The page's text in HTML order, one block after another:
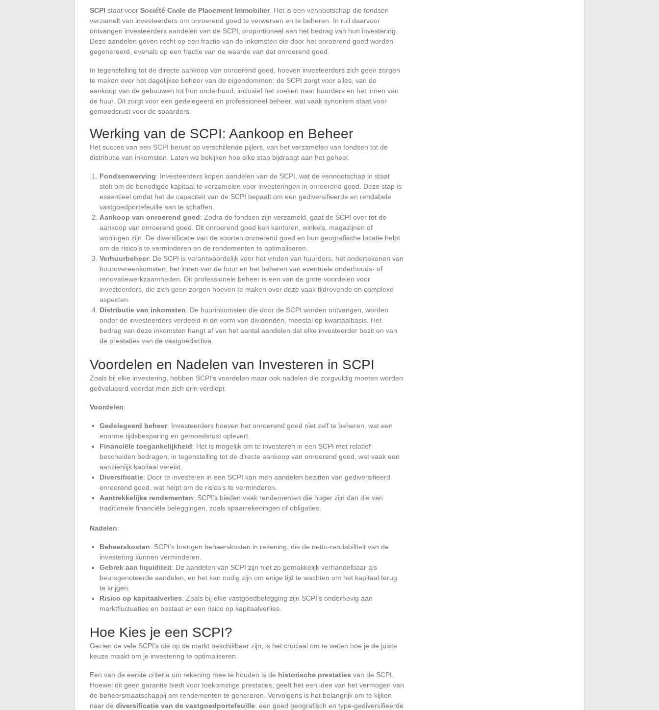
SCPI staat voor Société Civile de Placement Immobilier. Het is een vennootschap die fondsen
verzamelt van investeerders om onroerend goed te verwerven en te beheren. In ruil daarvoor
ontvangen investeerders aandelen van de SCPI, proportioneel aan het bedrag van hun investering.
Deze aandelen geven recht op een fractie van de inkomsten die door het onroerend goed worden
gegenereerd, evenals op een fractie van de waarde van dat onroerend goed.
In tegenstelling tot de directe aankoop van onroerend goed, hoeven investeerders zich geen zorgen
te maken over het dagelijkse beheer van de eigendommen: de SCPI zorgt voor alles, van de
aankoop van de gebouwen tot hun onderhoud, inclusief het zoeken naar huurders en het innen van
de huur. Dit zorgt voor een gedelegeerd en professioneel beheer, wat vaak synoniem staat voor
gemoedsrust voor de spaarders.
Werking van de SCPI: Aankoop en Beheer
Het succes van een SCPI berust op verschillende pijlers, van het verzamelen van fondsen tot de
distributie van inkomsten. Laten we bekijken hoe elke stap bijdraagt aan het geheel.
Fondsenwerving: Investeerders kopen aandelen van de SCPI, wat de vennootschap in staat
stelt om de benodigde kapitaal te verzamelen voor investeringen in onroerend goed. Deze stap is
essentieel omdat het de capaciteit van de SCPI bepaalt om een gediversifieerde en rendabele
vastgoedportefeuille aan te schaffen.
Aankoop van onroerend goed: Zodra de fondsen zijn verzameld, gaat de SCPI over tot de
aankoop van onroerend goed. Dit onroerend goed kan kantoren, winkels, magazijnen of
woningen zijn. De diversificatie van de soorten onroerend goed en hun geografische locatie helpt
om de risico’s te verminderen en de rendementen te optimaliseren.
Verhuurbeheer: De SCPI is verantwoordelijk voor het vinden van huurders, het ondertekenen van
huurovereenkomsten, het innen van de huur en het beheren van eventuele onderhouds- of
renovatiewerkzaamheden. Dit professionele beheer is een van de grote voordelen voor
investeerders, die zich geen zorgen hoeven te maken over deze vaak tijdrovende en complexe
aspecten.
Distributie van inkomsten: De huurinkomsten die door de SCPI worden ontvangen, worden
onder de investeerders verdeeld in de vorm van dividenden, meestal op kwartaalbasis. Het
bedrag van deze inkomsten hangt af van het aantal aandelen dat elke investeerder bezit en van
de prestaties van de vastgoedactiva.
Voordelen en Nadelen van Investeren in SCPI
Zoals bij elke investering, hebben SCPI’s voordelen maar ook nadelen die zorgvuldig moeten worden
geëvalueerd voordat men zich erin verdiept.
Voordelen:
Gedelegeerd beheer: Investeerders hoeven het onroerend goed niet zelf te beheren, wat een
enorme tijdsbesparing en gemoedsrust oplevert.
Financiële toegankelijkheid: Het is mogelijk om te investeren in een SCPI met relatief
bescheiden bedragen, in tegenstelling tot de directe aankoop van onroerend goed, wat vaak een
aanzienlijk kapitaal vereist.
Diversificatie: Door te investeren in een SCPI kan men aandelen bezitten van gediversifieerd
onroerend goed, wat helpt om de risico’s te verminderen.
Aantrekkelijke rendementen: SCPI’s bieden vaak rendementen die hoger zijn dan die van
traditionele financiële beleggingen, zoals spaarrekeningen of obligaties.
Nadelen:
Beheerskosten: SCPI’s brengen beheerskosten in rekening, die de netto-rendabiliteit van de
investering kunnen verminderen.
Gebrek aan liquiditeit: De aandelen van SCPI zijn niet zo gemakkelijk verhandelbaar als
beursgenoteerde aandelen, en het kan nodig zijn om enige tijd te wachten om het kapitaal terug
te krijgen.
Risico op kapitaalverlies: Zoals bij elke vastgoedbelegging zijn SCPI’s onderhevig aan
marktfluctuaties en bestaat er een risico op kapitaalverlies.
Hoe Kies je een SCPI?
Gezien de vele SCPI’s die op de markt beschikbaar zijn, is het cruciaal om te weten hoe je de juiste
keuze maakt om je investering te optimaliseren.
Een van de eerste criteria om rekening mee te houden is de historische prestaties van de SCPI.
Hoewel dit geen garantie biedt voor toekomstige prestaties, geeft het een idee van het vermogen van
de beheersmaatschappij om rendementen te genereren. Vervolgens is het belangrijk om te kijken
naar de diversificatie van de vastgoedportefeuille: een goed geografisch en type-gediversifieerde